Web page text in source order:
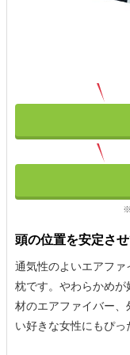
※
頭の位置を安定さ
通気性のよいエアフ
枕です。やわらかめ
材のエアファイバー
い好きな女性にもぴっ